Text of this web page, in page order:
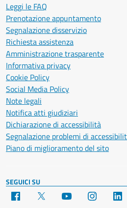
Leggi le FAQ
Prenotazione appuntamento
Segnalazione disservizio
Richiesta assistenza
Amministrazione trasparente
Informativa privacy
Cookie Policy
Social Media Policy
Note legali
Notifica atti giudiziari
Dichiarazione di accessibilità
Segnalazione problemi di
Piano di miglioramento del sito
SEGUICI SU
Facebook YouTube Instagram